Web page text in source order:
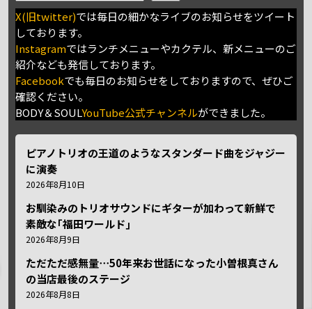
X(旧twitter)では毎日の細かなライブのお知らせをツイート
しております。
Instagramではランチメニューやカクテル、新メニューのご
紹介なども発信しております。
Facebookでも毎日のお知らせをしておりますので、ぜひご
確認ください。
BODY＆SOULYouTube公式チャンネルができました。
ピアノトリオの王道のようなスタンダード曲をジャジー
に演奏
2026年8月10日
お馴染みのトリオサウンドにギターが加わって新鮮で
素敵な｢福田ワールド｣
2026年8月9日
ただただ感無量⋯50年来お世話になった小曽根真さん
の当店最後のステージ
2026年8月8日